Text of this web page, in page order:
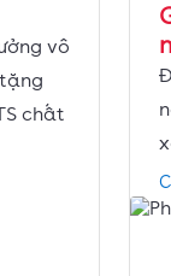
vô
chất